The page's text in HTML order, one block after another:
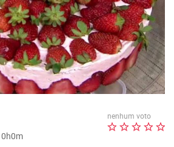
nenhum voto
0h0m